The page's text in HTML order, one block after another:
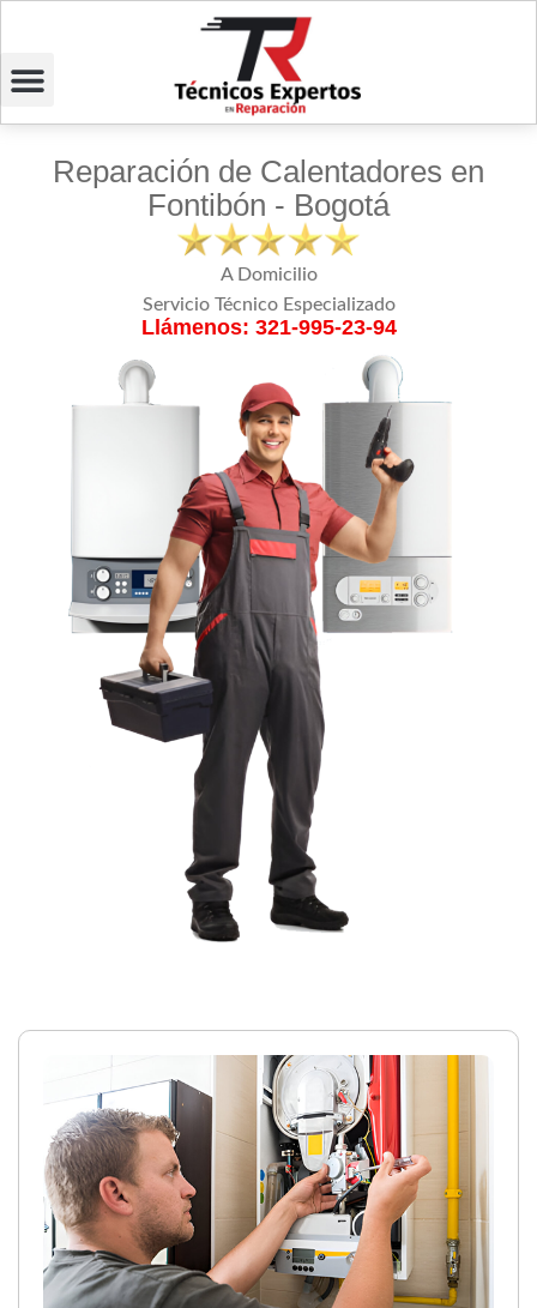
Reparación de Calentadores en
Fontibón - Bogotá
A Domicilio
Servicio Técnico Especializado
Llámenos: 321-995-23-94